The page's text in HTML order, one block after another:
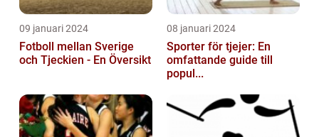
09 januari 2024
Fotboll mellan Sverige
och Tjeckien - En Översikt
08 januari 2024
Sporter för tjejer: En
omfattande guide till
popul...